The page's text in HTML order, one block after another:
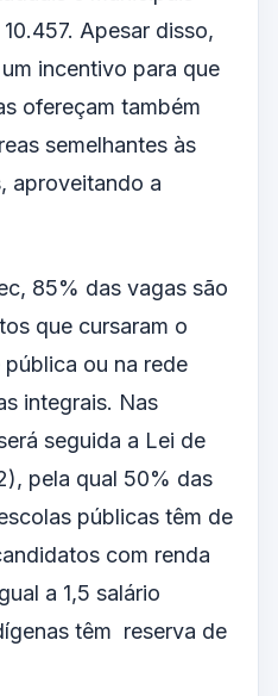
Apesar disso,
incentivo para que
ofereçam também
semelhantes às
aproveitando a
85% das vagas são
que cursaram o
ou na rede
integrais. Nas
seguida a Lei de
pela qual 50% das
públicas têm de
com renda
a 1,5 salário
têm reserva de